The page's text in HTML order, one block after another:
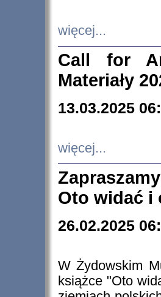
więcej...
Call for
Materiały
13.03.2025
więcej...
Oto widać i
26.02.2025
W Żydowskim
książce "Oto